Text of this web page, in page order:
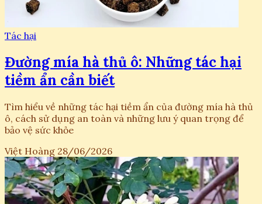
Tác hại
Đường mía hà thủ ô: Những tác hại
tiềm ẩn cần biết
Tìm hiểu về những tác hại tiềm ẩn của đường mía hà thủ
ô, cách sử dụng an toàn và những lưu ý quan trọng để
bảo vệ sức khỏe
Việt Hoàng 28/06/2026